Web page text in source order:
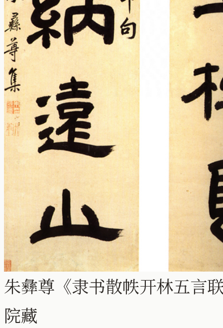
朱彝尊《隶书散帙开林五
院藏